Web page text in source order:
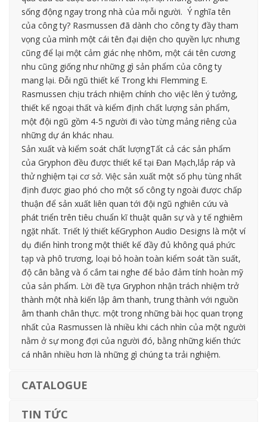
sống động ngay trong nhà của mỗi người. Ý nghĩa tên
của công ty? Rasmussen đã dành cho công ty đầy tham
vọng của mình một cái tên đại diện cho quyền lực nhưng
cũng để lại một cảm giác nhẹ nhõm, một cái tên cương
nhu cũng giống như những gì sản phẩm của công ty
mang lại. Đỗi ngũ thiết kế Trong khi Flemming E.
Rasmussen chịu trách nhiệm chính cho việc lên ý tưởng,
thiết kế ngoại thất và kiểm định chất lượng sản phẩm,
một đội ngũ gồm 4-5 người đi vào từng mảng riêng của
những dự án khác nhau.
Sản xuất và kiểm soát chất lượngTất cả các sản phẩm
của Gryphon đều được thiết kế tại Đan Mạch,lắp ráp và
thử nghiệm tại cơ sở. Việc sản xuất một số phụ tùng nhất
định được giao phó cho một số công ty ngoài được chấp
thuận để sản xuất liên quan tới đội ngũ nghiên cứu và
phát triển trên tiêu chuẩn kĩ thuật quân sự và y tế nghiêm
ngặt nhất. Triết lý thiết kếGryphon Audio Designs là một ví
dụ điển hình trong một thiết kế đầy đủ không quá phức
tạp và phô trương, loại bỏ hoàn toàn kiểm soát tần suất,
độ cân bằng và ổ cắm tai nghe để bảo đảm tính hoàn mỹ
của sản phẩm. Lời đề tựa Gryphon nhận trách nhiệm trở
thành một nhà kiến lập âm thanh, trung thành với nguồn
âm thanh chân thực. một trong những bài học quan trọng
nhất của Rasmussen là nhiều khi cách nhìn của một người
nằm ở sự mong đợi của người đó, bằng những kiến thức
cá nhân nhiều hơn là những gì chúng ta trải nghiệm.
CATALOGUE
TIN TỨC